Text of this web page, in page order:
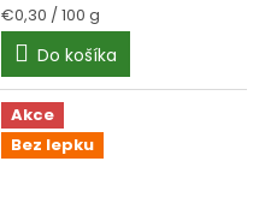
Jednotková
cena:
€0,30 / 100 g
Do košíka
Akce
Bez lepku